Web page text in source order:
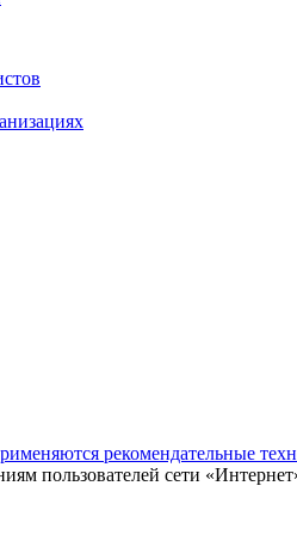
рекомендательные
пользователей сети